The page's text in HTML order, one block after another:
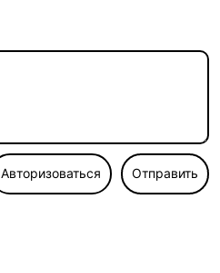
Авторизоваться Отправить